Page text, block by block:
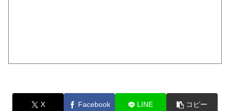
X Facebook LINE コピー